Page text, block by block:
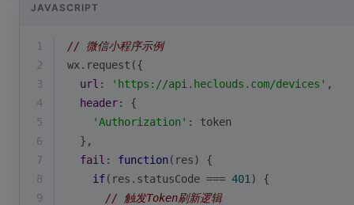
JAVASCRIPT
1
// 微信小程序示例
2
wx.request({
3
url : 'https://api.heclouds.com/devices' ,
4
header: {
5
'Authorization' : token
6
  },
7
fail : function ( res) {
8
if(res.statusCode === 401 ) {
9
// 触发Token刷新逻辑